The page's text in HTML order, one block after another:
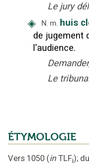
Le jury
◈ N. m. huis
de jugement
l'audience.
Le
ÉTYMOLOGIE
Vers 1050 (in TLFi);